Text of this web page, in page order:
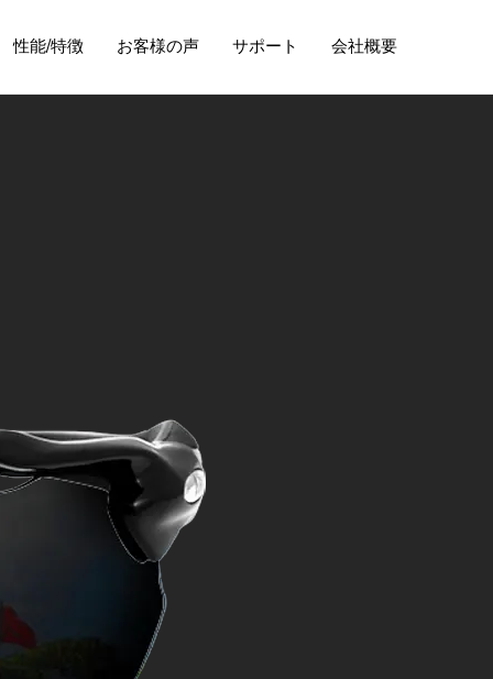
性能/特徴 お客様の声 サポート 会社概要